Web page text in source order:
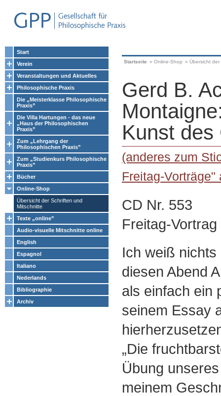
Start
Verein
Veranstaltungen und Aktuelles
Philosophische Praxis
Die „Meisterklasse Philosophische
Praxis”
Die Villa Hartungen - das neue
„Haus der Philosophischen
Praxis”
Zum „Lehrgang der
Philosophischen Praxis”
Zum „Studienkurs Philosophische
Praxis”
Bücher
Online-Shop
Übersicht der Schriften und
Mitschnitte
Texte „online”
Audio-visuelle Mitschnitte online
English
Espagnol
Italiano
Nederlands
Bibliographie
Archiv
Startseite » Online-Shop » Übersicht
Gerd B.
Kunst des
(anderes zum
Freitag-Vorträge"
CD Nr. 553
Freitag-
Ich weiß
diesen Abend
als einfach ein
seinem Essay
„Die
Übung
meinem